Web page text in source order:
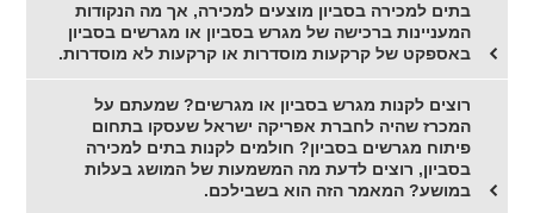
בתים למכירה בסביון מוצעים למכירה, אך מה הנקודות
המעניינות ברכישה של מגרש בסביון או מגרשים בסביון
באספקט של קרקעות מוסדרות או קרקעות לא מוסדרות.
רוצים לקנות מגרש בסביון או מגרשים? שמעתם על
המכרז שהיה לחברת אפריקה ישראל שעסקו בתחום
פיתוח מגרשים בסביון? חולמים לקנות בתים למכירה
בסביון, רוצים לדעת מה המשמעות של המושג בעלות
במושע? המאמר הזה הוא בשבילכם.